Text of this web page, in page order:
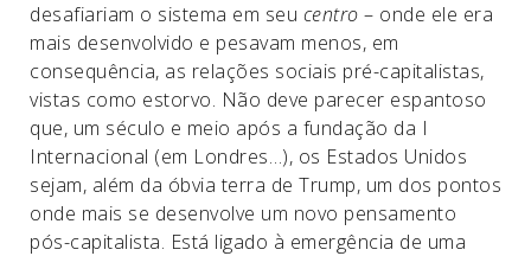
desafiariam o sistema em seu centro – onde ele era
mais desenvolvido e pesavam menos, em
consequência, as relações sociais pré-capitalistas,
vistas como estorvo. Não deve parecer espantoso
que, um século e meio após a fundação da I
Internacional (em Londres…), os Estados Unidos
sejam, além da óbvia terra de Trump, um dos pontos
onde mais se desenvolve um novo pensamento
pós-capitalista. Está ligado à emergência de uma